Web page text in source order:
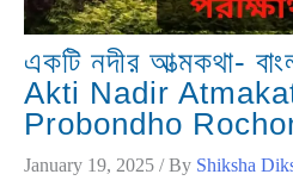
একটি নদীর আত্মকথা-
Akti Nadir
Probondho
January 19, 2025 / By Shiksha